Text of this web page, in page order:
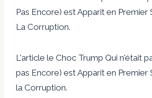
Pas Encore) est Apparit en Premier
La Corruption.
L'article le Choc Trump Qui n'était
pas Encore) est Apparit en Premier
la Corruption.